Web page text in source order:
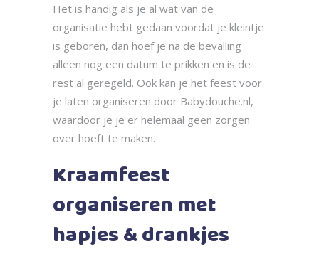
Het is handig als je al wat van de
organisatie hebt gedaan voordat je kleintje
is geboren, dan hoef je na de bevalling
alleen nog een datum te prikken en is de
rest al geregeld. Ook kan je het feest voor
je laten organiseren door Babydouche.nl,
waardoor je je er helemaal geen zorgen
over hoeft te maken.
Kraamfeest
organiseren met
hapjes & drankjes